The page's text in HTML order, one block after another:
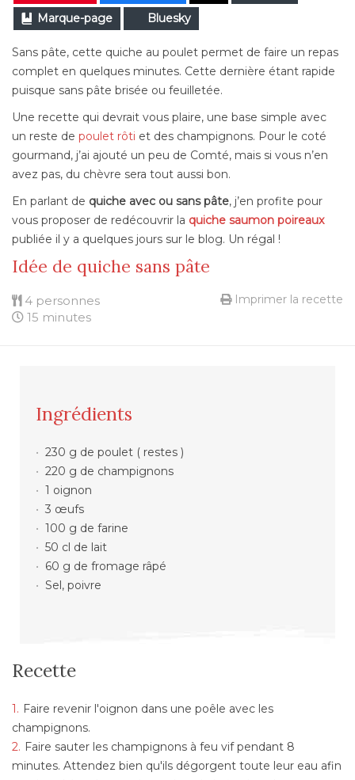
Marque-page
Bluesky
Sans pâte, cette quiche au poulet permet de faire un repas
complet en quelques minutes. Cette dernière étant rapide
puisque sans pâte brisée ou feuilletée.
Une recette qui devrait vous plaire, une base simple avec
un reste de poulet rôti et des champignons. Pour le coté
gourmand, j’ai ajouté un peu de Comté, mais si vous n’en
avez pas, du chèvre sera tout aussi bon.
En parlant de quiche avec ou sans pâte, j’en profite pour
vous proposer de redécouvrir la quiche saumon poireaux
publiée il y a quelques jours sur le blog. Un régal !
Idée de quiche sans pâte
4 personnes
15 minutes
Imprimer la recette
Ingrédients
230 g de poulet ( restes )
220 g de champignons
1 oignon
3 œufs
100 g de farine
50 cl de lait
60 g de fromage râpé
Sel, poivre
Recette
Faire revenir l'oignon dans une poêle avec les
champignons.
Faire sauter les champignons à feu vif pendant 8
minutes. Attendez bien qu'ils dégorgent toute leur eau afin